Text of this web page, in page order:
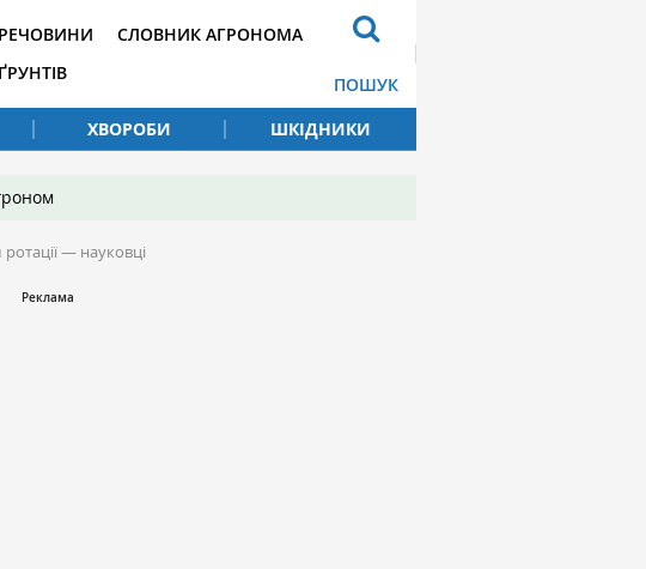
СЛОВНИК АГРОНОМА
ПОШУК
ХВОРОБИ ШКІДНИКИ
— науковці